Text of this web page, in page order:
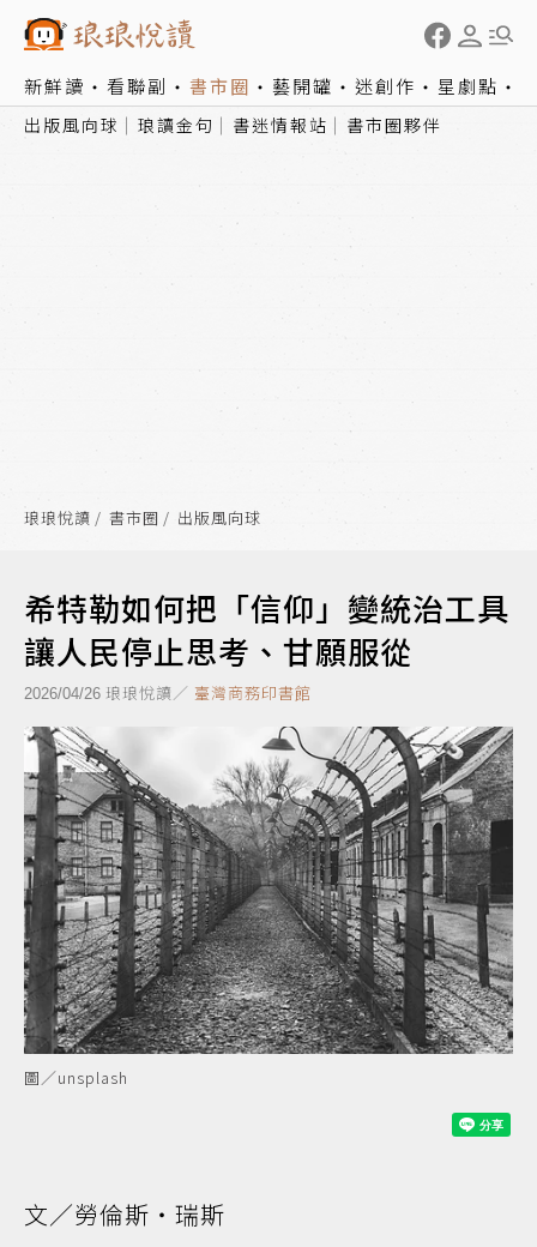
新鮮讀 看聯副 書市圈 藝開罐 迷創作 星劇點
出版風向球 琅讀金句 書迷情報站 書市圈夥伴
琅琅悅讀 書市圈 出版風向球
希特勒如何把「信仰」變統治工具
讓人民停止思考、甘願服從
2026/04/26 琅琅悅讀／ 臺灣商務印書館
圖／unsplash
文／勞倫斯‧瑞斯